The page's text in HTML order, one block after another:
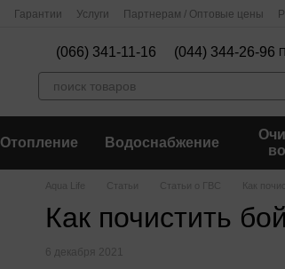
Гарантии Услуги Партнерам / Оптовые цены
(066) 341-11-16 (044) 344-26-96
Отопление Водоснабжение
Aqua Life Статьи Статьи о ГВС Как
Как почистить
6 декабря 2021